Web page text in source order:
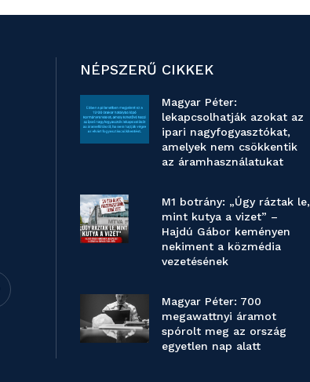
NÉPSZERŰ CIKKEK
Magyar Péter:
lekapcsolhatják azokat az
ipari nagyfogyasztókat,
amelyek nem csökkentik
az áramhasználatukat
M1 botrány: „Úgy ráztak le,
mint kutya a vizet” –
Hajdú Gábor keményen
nekiment a közmédia
vezetésének
Magyar Péter: 700
megawattnyi áramot
spórolt meg az ország
egyetlen nap alatt